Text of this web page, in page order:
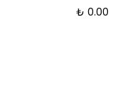
₺ 0.00